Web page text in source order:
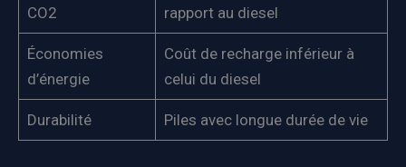
CO2
rapport au diesel
Économies
d’énergie
Coût de recharge inférieur à
celui du diesel
Durabilité Piles avec longue durée de vie